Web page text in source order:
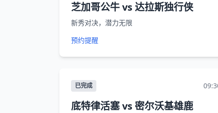
芝加哥公牛 vs 达拉斯独行侠
新秀对决，潜力无限
预约提醒
已完成
底特律活塞 vs 密尔沃基雄鹿